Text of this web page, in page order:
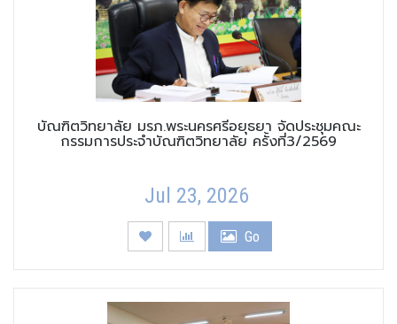
บัณฑิตวิทยาลัย มรภ.พระนครศรีอยุธยา จัดประชุมคณะ
กรรมการประจำบัณฑิตวิทยาลัย ครั้งที่3/2569
Jul 23, 2026
Go